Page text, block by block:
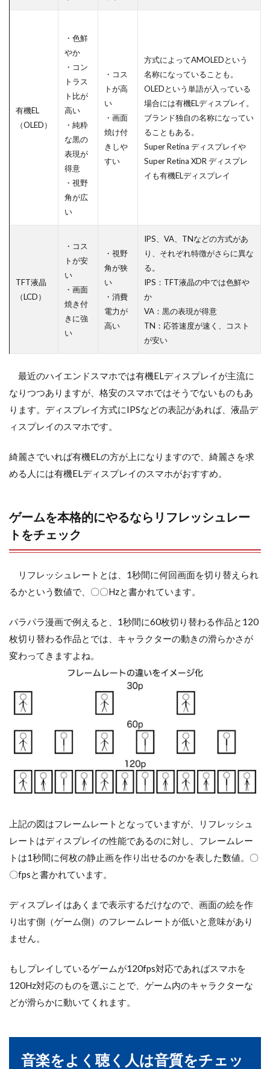
有機EL
（OLED）
・色鮮
やか
・コン
トラス
ト比が
高い
・純粋
な黒の
表現が
得意
・視野
角が広
い
・コス
トが高
い
・画面
焼け付
きしや
すい
方式によってAMOLEDという
名称になっていることも。
OLEDという単語が入っている
場合には有機ELディスプレイ。
ブランド独自の名称になってい
ることもある。
Super Retina ディスプレイや
Super Retina XDR ディスプレ
イも有機ELディスプレイ
TFT液晶
（LCD）
・コス
トが安
い
・画面
焼き付
きに強
い
・視野
角が狭
い
・消費
電力が
高い
IPS、VA、TNなどの方式があ
り、それぞれ特徴がさらに異な
る。
IPS：TFT液晶の中では色鮮や
か
VA：黒の表現が得意
TN：応答速度が速く、コスト
が安い
最近のハイエンドスマホでは有機ELディスプレイが主流に
なりつつありますが、格安のスマホではそうでないものもあ
ります。ディスプレイ方式にIPSなどの表記があれば、液晶デ
ィスプレイのスマホです。
綺麗さでいれば有機ELの方が上になりますので、綺麗さを求
める人には有機ELディスプレイのスマホがおすすめ。
ゲームを本格的にやるならリフレッシュレー
トをチェック
リフレッシュレートとは、1秒間に何回画面を切り替えられ
るかという数値で、〇〇Hzと書かれています。
パラパラ漫画で例えると、1秒間に60枚切り替わる作品と120
枚切り替わる作品とでは、キャラクターの動きの滑らかさが
変わってきますよね。
上記の図はフレームレートとなっていますが、リフレッシュ
レートはディスプレイの性能であるのに対し、フレームレー
トは1秒間に何枚の静止画を作り出せるのかを表した数値。〇
〇fpsと書かれています。
ディスプレイはあくまで表示するだけなので、画面の絵を作
り出す側（ゲーム側）のフレームレートが低いと意味があり
ません。
もしプレイしているゲームが120fps対応であればスマホを
120Hz対応のものを選ぶことで、ゲーム内のキャラクターな
どが滑らかに動いてくれます。
音楽をよく聴く人は音質をチェッ